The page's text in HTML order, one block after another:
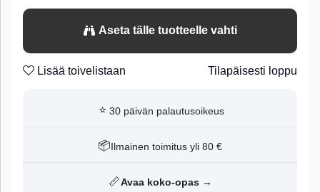
Aseta tälle tuotteelle vahti
Lisää toivelistaan Tilapäisesti loppu
⭐ 30 päivän palautusoikeus
📦 Ilmainen toimitus yli 80 €
📏Avaa koko-opas →